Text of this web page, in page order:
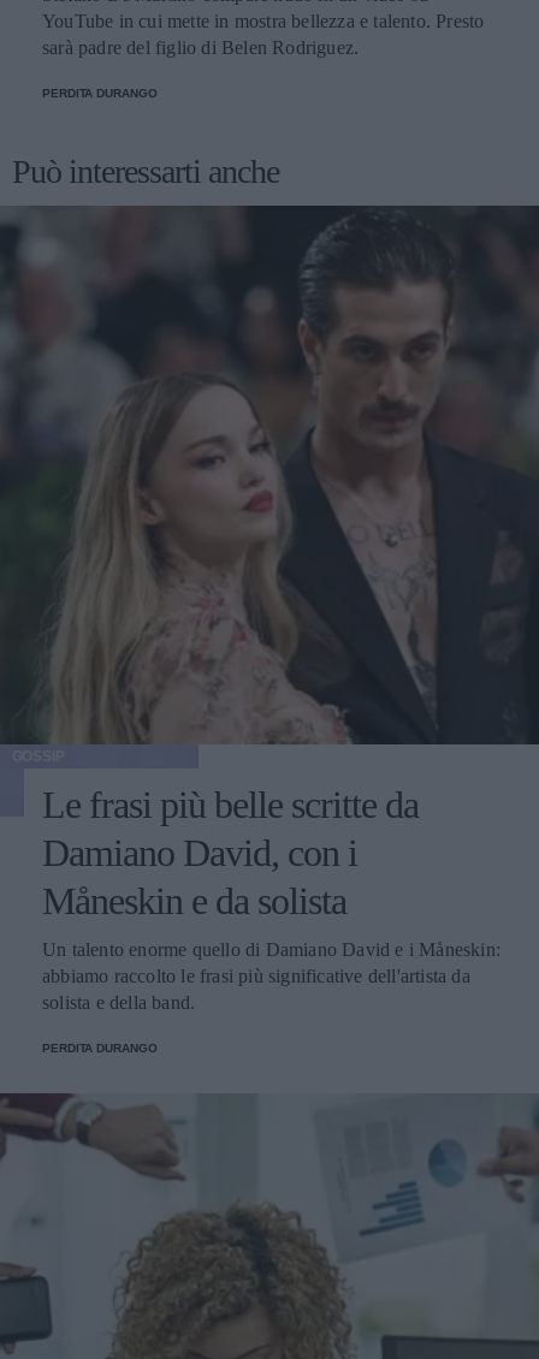
YouTube in cui mette in mostra bellezza e talento. Presto
sarà padre del figlio di Belen Rodriguez.
PERDITA DURANGO
Può interessarti anche
Le frasi più belle scritte da
Damiano David, con i
Måneskin e da solista
Un talento enorme quello di Damiano David e i Måneskin:
abbiamo raccolto le frasi più significative dell'artista da
solista e della band.
PERDITA DURANGO